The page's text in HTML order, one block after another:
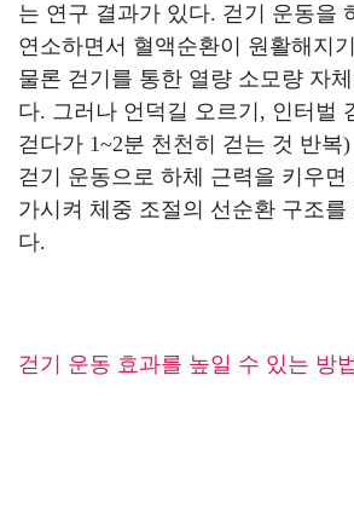
는 연구 결과가 있다. 걷기 운동을
연소하면서 혈액순환이 원활해지
물론 걷기를 통한 열량 소모량 자
다. 그러나 언덕길 오르기, 인터벌
걷다가 1~2분 천천히 걷는 것 반복
걷기 운동으로 하체 근력을 키우
가시켜 체중 조절의 선순환 구조를
다.
걷기 운동 효과를 높일 수 있는 방법